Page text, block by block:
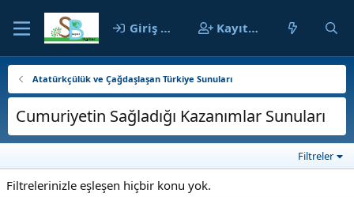
Giriş yap Kayıt ol
Atatürkçülük ve Çağdaşlaşan Türkiye Sunuları
Cumuriyetin Sağladığı Kazanımlar Sunuları
Filtreler
Filtrelerinizle eşleşen hiçbir konu yok.